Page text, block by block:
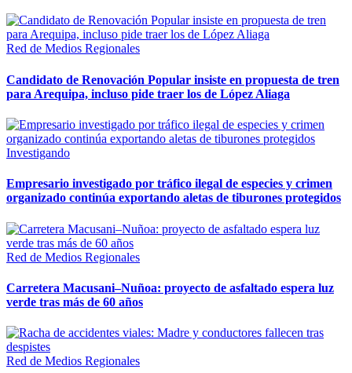
Red de Medios Regionales
Candidato de Renovación Popular insiste en propuesta de tren
para Arequipa, incluso pide traer los de López Aliaga
Investigando
Empresario investigado por tráfico ilegal de especies y crimen
organizado continúa exportando aletas de tiburones protegidos
Red de Medios Regionales
Carretera Macusani–Nuñoa: proyecto de asfaltado espera luz
verde tras más de 60 años
Red de Medios Regionales